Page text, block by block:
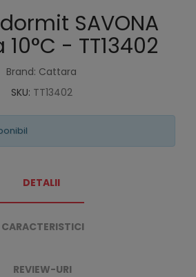
SAVONA
- TT13402
Brand: Cattara
SKU: TT13402
DETALII
CARACTERISTICI
REVIEW-URI